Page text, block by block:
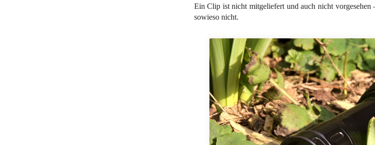
Ein Clip ist nicht mitgeliefert und auch nicht vorgesehen
sowieso nicht.